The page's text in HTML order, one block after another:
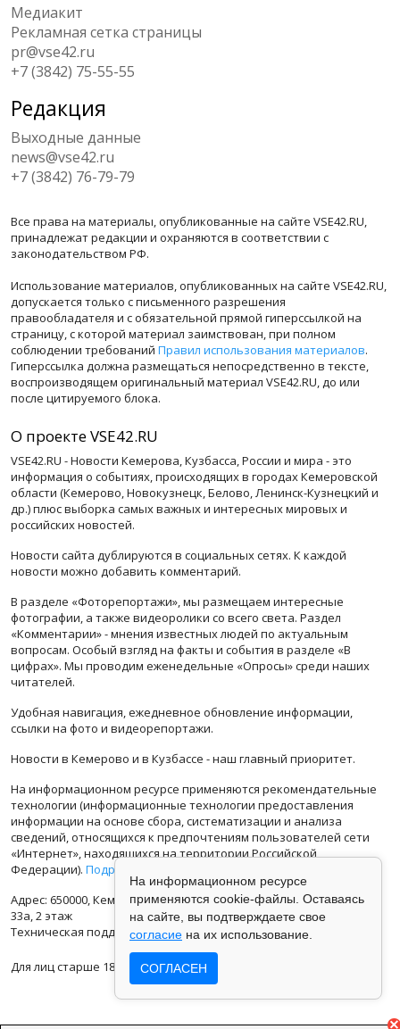
Медиакит
Рекламная сетка страницы
pr@vse42.ru
+7 (3842) 75-55-55
Редакция
Выходные данные
news@vse42.ru
+7 (3842) 76-79-79
Все права на материалы, опубликованные на сайте VSE42.RU,
принадлежат редакции и охраняются в соответствии с
законодательством РФ.
Использование материалов, опубликованных на сайте VSE42.RU,
допускается только с письменного разрешения
правообладателя и с обязательной прямой гиперссылкой на
страницу, с которой материал заимствован, при полном
соблюдении требований Правил использования материалов.
Гиперссылка должна размещаться непосредственно в тексте,
воспроизводящем оригинальный материал VSE42.RU, до или
после цитируемого блока.
О проекте VSE42.RU
VSE42.RU - Новости Кемерова, Кузбасса, России и мира - это
информация о событиях, происходящих в городах Кемеровской
области (Кемерово, Новокузнецк, Белово, Ленинск-Кузнецкий и
др.) плюс выборка самых важных и интересных мировых и
российских новостей.
Новости сайта дублируются в социальных сетях. К каждой
новости можно добавить комментарий.
В разделе «Фоторепортажи», мы размещаем интересные
фотографии, а также видеоролики со всего света. Раздел
«Комментарии» - мнения известных людей по актуальным
вопросам. Особый взгляд на факты и события в разделе «В
цифрах». Мы проводим еженедельные «Опросы» среди наших
читателей.
Удобная навигация, ежедневное обновление информации,
ссылки на фото и видеорепортажи.
Новости в Кемерово и в Кузбассе - наш главный приоритет.
На информационном ресурсе применяются рекомендательные
технологии (информационные технологии предоставления
информации на основе сбора, систематизации и анализа
сведений, относящихся к предпочтениям пользователей сети
«Интернет», находящихся на территории Российской
Федерации). Подробная информация
Адрес: 650000, Кемеровская Область, г.Кемерово, ул.Кузбасская
33а, 2 этаж
Техническая поддержка: support@vse42.ru
Для лиц старше 18 лет.
На информационном ресурсе
применяются cookie-файлы. Оставаясь
на сайте, вы подтверждаете свое
согласие на их использование.
СОГЛАСЕН